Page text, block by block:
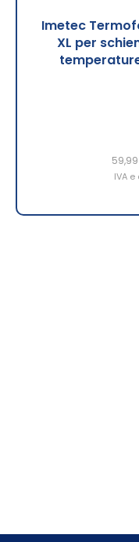
Imetec
XL per
IVA